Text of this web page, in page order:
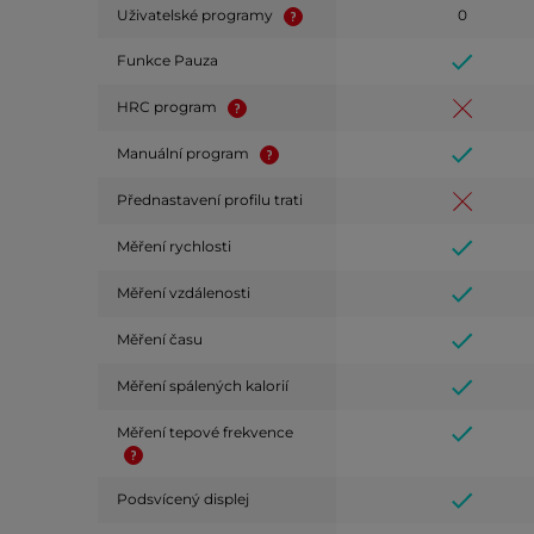
Uživatelské programy 0
Funkce Pauza
HRC program
Manuální program
Přednastavení profilu trati
Měření rychlosti
Měření vzdálenosti
Měření času
Měření spálených kalorií
Měření tepové frekvence
Podsvícený displej